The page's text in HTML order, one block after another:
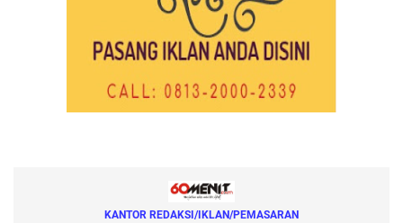
KANTOR REDAKSI/IKLAN/PEMASARAN